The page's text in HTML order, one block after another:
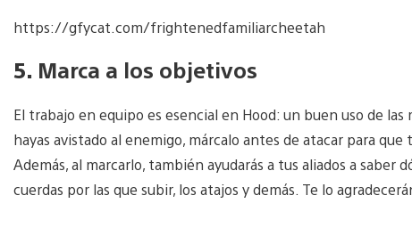
https://gfycat.com/frightenedfamiliarcheetah
5. Marca a los objetivos
El trabajo en equipo es esencial en Hood: un buen uso de
hayas avistado al enemigo, márcalo antes de atacar para
Además, al marcarlo, también ayudarás a tus aliados a saber
cuerdas por las que subir, los atajos y demás. Te lo